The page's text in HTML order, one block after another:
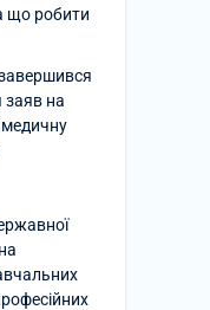
що робити
заяв на
медичну